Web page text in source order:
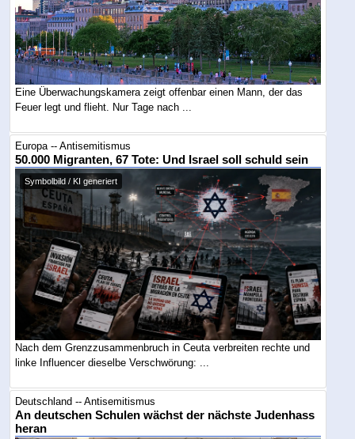
Eine Überwachungskamera zeigt offenbar einen Mann, der das
Feuer legt und flieht. Nur Tage nach ...
Europa -- Antisemitismus
50.000 Migranten, 67 Tote: Und Israel soll schuld sein
Symbolbild / KI generiert
Nach dem Grenzzusammenbruch in Ceuta verbreiten rechte und
linke Influencer dieselbe Verschwörung: ...
Deutschland -- Antisemitismus
An deutschen Schulen wächst der nächste Judenhass
heran